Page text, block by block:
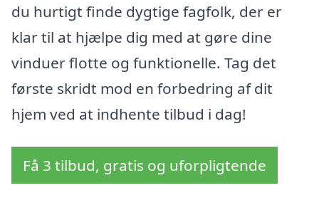
du hurtigt finde dygtige fagfolk, der er
klar til at hjælpe dig med at gøre dine
vinduer flotte og funktionelle. Tag det
første skridt mod en forbedring af dit
hjem ved at indhente tilbud i dag!
Få 3 tilbud, gratis og uforpligtende